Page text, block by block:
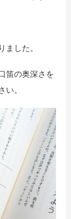
した。
笛の奥深さを
。